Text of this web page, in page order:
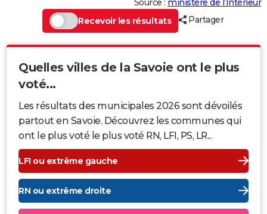
Source : ministère de l’Intérieur
Recevoir les résultats
Partager
Quelles villes de la Savoie ont le plus
voté...
Les résultats des municipales 2026 sont dévoilés
partout en Savoie. Découvrez les communes qui
ont le plus voté le plus voté RN, LFI, PS, LR...
LFI ou extrême gauche
RN ou extrême droite